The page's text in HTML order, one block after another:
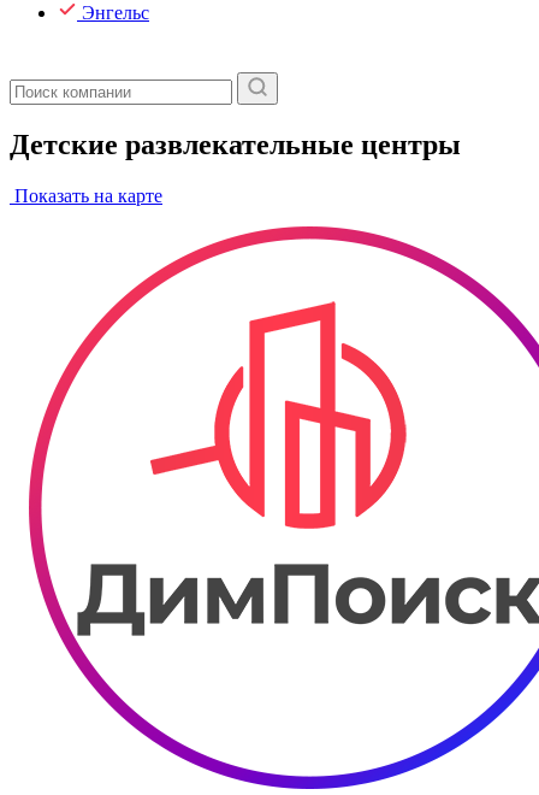
Энгельс
Детские развлекательные центры
Показать на карте